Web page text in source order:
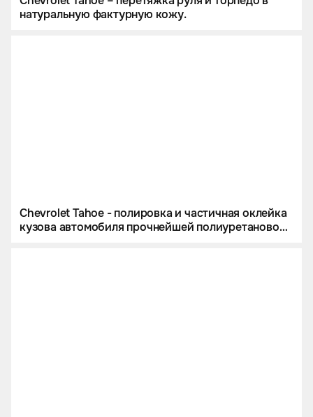
натуральную фактурную кожу.
Chevrolet Tahoe - полировка и частичная оклейка
кузова автомобиля прочнейшей полиуретановой